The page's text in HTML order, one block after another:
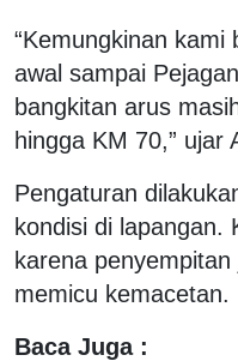
“Kemungkinan kami
awal sampai
bangkitan arus
hingga KM 70,” ujar
Pengaturan
kondisi di lapangan.
karena
memicu kemacetan.
Baca Juga :